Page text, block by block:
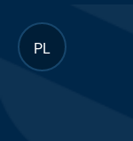
Przejdź
do
PL